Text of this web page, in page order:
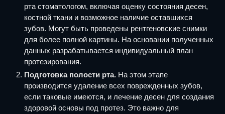
рта стоматологом, включая оценку состояния десен,
костной ткани и возможное наличие оставшихся
зубов. Могут быть проведены рентгеновские снимки
для более полной картины. На основании полученных
данных разрабатывается индивидуальный план
протезирования.
Подготовка полости рта. На этом этапе
производится удаление всех поврежденных зубов,
если таковые имеются, и лечение десен для создания
здоровой основы под протез. Это важно для